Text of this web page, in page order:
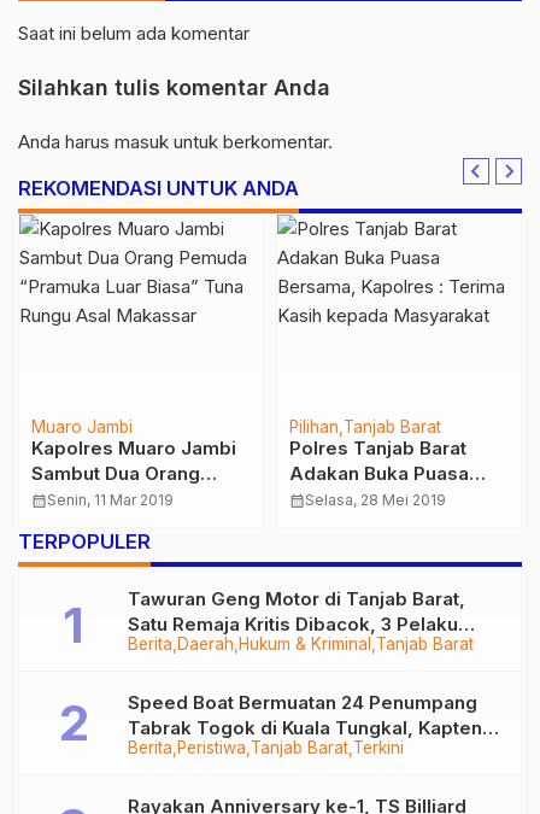
Saat ini belum ada komentar
Silahkan tulis komentar Anda
Anda harus masuk untuk berkomentar.
REKOMENDASI UNTUK ANDA
Muaro Jambi
Kapolres Muaro Jambi
Sambut Dua Orang
Pemuda “Pramuka Luar
Makassar
calendar_monthSenin, 11 Mar 2019
Pilihan Tanjab Barat
Polres Tanjab Barat
Adakan Buka Puasa
Bersama, Kapolres :
calendar_monthSelasa, 28 Mei 2019
TERPOPULER
Berita Daerah Hukum & Kriminal Tanjab Barat
Tawuran Geng Motor di Tanjab Barat,
Satu Remaja Kritis Dibacok, 3 Pelaku
Ditangkap
Berita Peristiwa Tanjab Barat Terkini
Speed Boat Bermuatan 24 Penumpang
Tabrak Togok di Kuala Tungkal, Kapten
Sempat Hilang
Rayakan Anniversary ke-1, TS Billiard